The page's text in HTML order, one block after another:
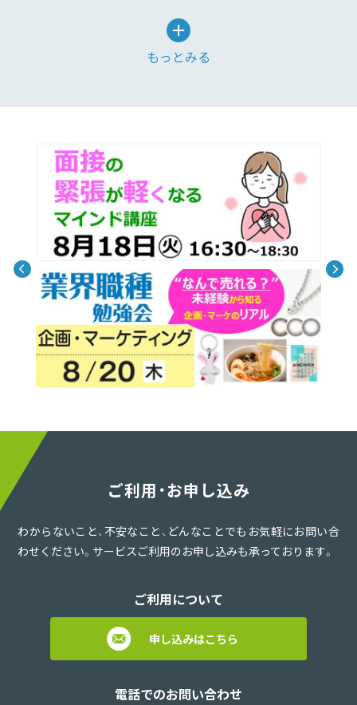
もっとみる
ご利用・お申し込み
わからないこと、不安なこと、どんなことでもお気軽にお問い合
わせください。サービスご利用のお申し込みも承っております。
ご利用について
申し込みはこちら
電話でのお問い合わせ